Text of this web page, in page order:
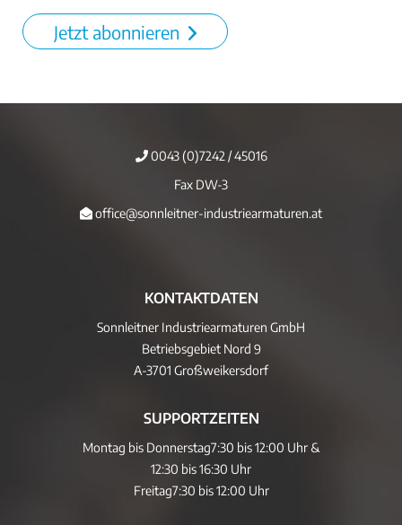
Jetzt abonnieren
0043 (0)7242 / 45016
Fax DW-3
office@sonnleitner-industriearmaturen.at
KONTAKTDATEN
Sonnleitner Industriearmaturen GmbH
Betriebsgebiet Nord 9
A-3701 Großweikersdorf
SUPPORTZEITEN
Montag bis Donnerstag7:30 bis 12:00 Uhr &
12:30 bis 16:30 Uhr
Freitag7:30 bis 12:00 Uhr